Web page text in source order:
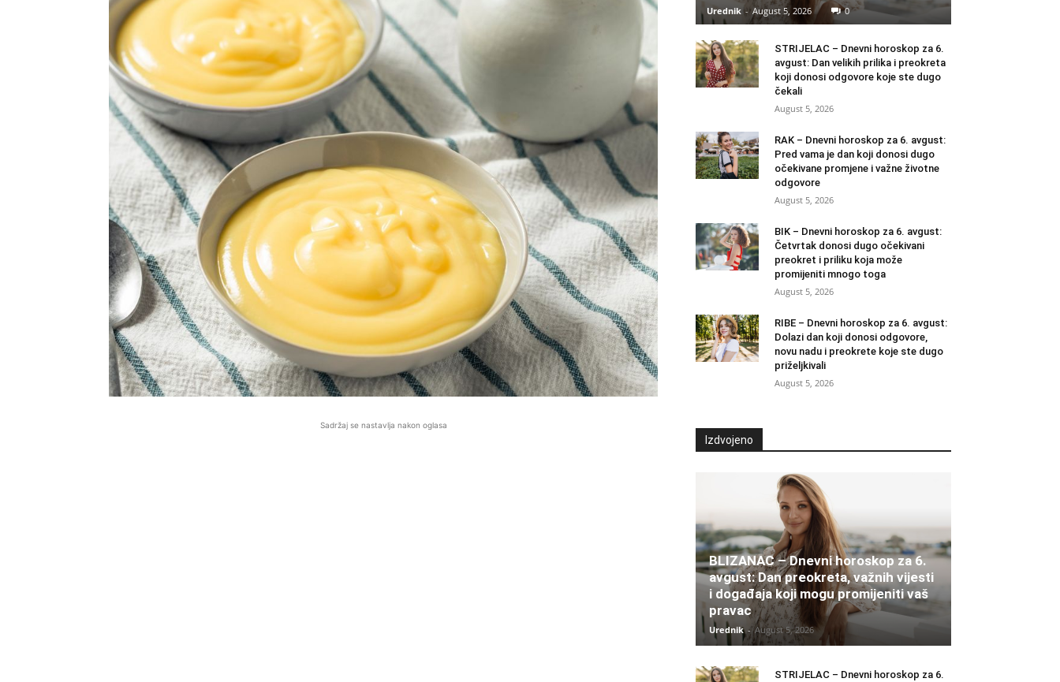
Sadržaj se nastavlja nakon oglasa
Urednik - August 5, 2026 0
STRIJELAC – Dnevni horoskop za 6.
avgust: Dan velikih prilika i preokreta
koji donosi odgovore koje ste dugo
čekali
August 5, 2026
RAK – Dnevni horoskop za 6. avgust:
Pred vama je dan koji donosi dugo
očekivane promjene i važne životne
odgovore
August 5, 2026
BIK – Dnevni horoskop za 6. avgust:
Četvrtak donosi dugo očekivani
preokret i priliku koja može
promijeniti mnogo toga
August 5, 2026
RIBE – Dnevni horoskop za 6. avgust:
Dolazi dan koji donosi odgovore,
novu nadu i preokrete koje ste dugo
priželjkivali
August 5, 2026
Izdvojeno
BLIZANAC – Dnevni horoskop za 6.
avgust: Dan preokreta, važnih vijesti
i događaja koji mogu promijeniti vaš
pravac
Urednik - August 5, 2026
STRIJELAC – Dnevni horoskop za 6.